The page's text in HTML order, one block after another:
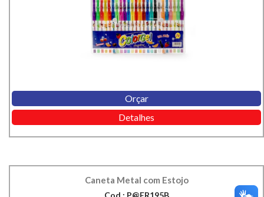
Orçar
Detalhes
Caneta Metal com Estojo
Cod.: P@ER195B